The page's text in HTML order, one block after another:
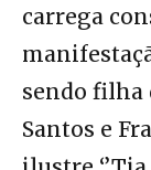
carrega
sendo filha
Santos e